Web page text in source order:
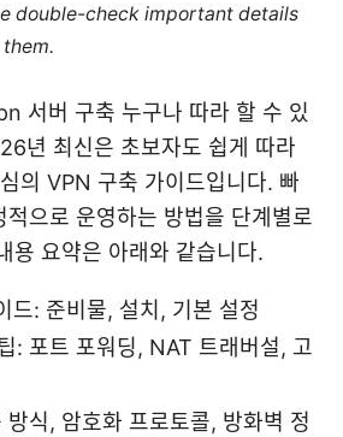
double-check important details
서버 구축 누구나 따라 할 수 있
년 최신은 초보자도 쉽게 따라
의 VPN 구축 가이드입니다. 빠
으로 운영하는 방법을 단계별로
용 요약은 아래와 같습니다.
드: 준비물, 설치, 기본 설정
: 포트 포워딩, NAT 트래버설, 고
식, 암호화 프로토콜, 방화벽 정